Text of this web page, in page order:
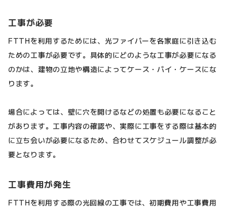
工事が必要
FTTHを利用するためには、光ファイバーを各家庭に引き込む
ための工事が必要です。具体的にどのような工事が必要になる
のかは、建物の立地や構造によってケース・バイ・ケースにな
ります。
場合によっては、壁に穴を開けるなどの処置も必要になること
があります。工事内容の確認や、実際に工事をする際は基本的
に立ち会いが必要になるため、合わせてスケジュール調整が必
要となります。
工事費用が発生
FTTHを利用する際の光回線の工事では、初期費用や工事費用